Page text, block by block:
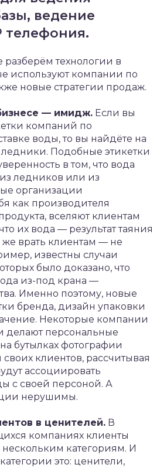
ведение
телефония.
технологии в
используют компании по
новые стратегии продаж.
— имидж. Если вы
компаний по
воды, то вы найдёте на
Подобные этикетки
в том, что вода
ледников или из
организации
как производителя
вселяют клиентам
их вода — результат таяния
врать клиентам — не
известны случаи
было доказано, что
из-под крана —
Именно поэтому, новые
бренда, дизайн упаковки
Некоторые компании
персональные
бутылках фотографии
клиентов, рассчитывая
ассоциировать
с своей персоной. А
нерушимы.
в ценителей. В
компаниях клиенты
категориям. И
это: ценители,